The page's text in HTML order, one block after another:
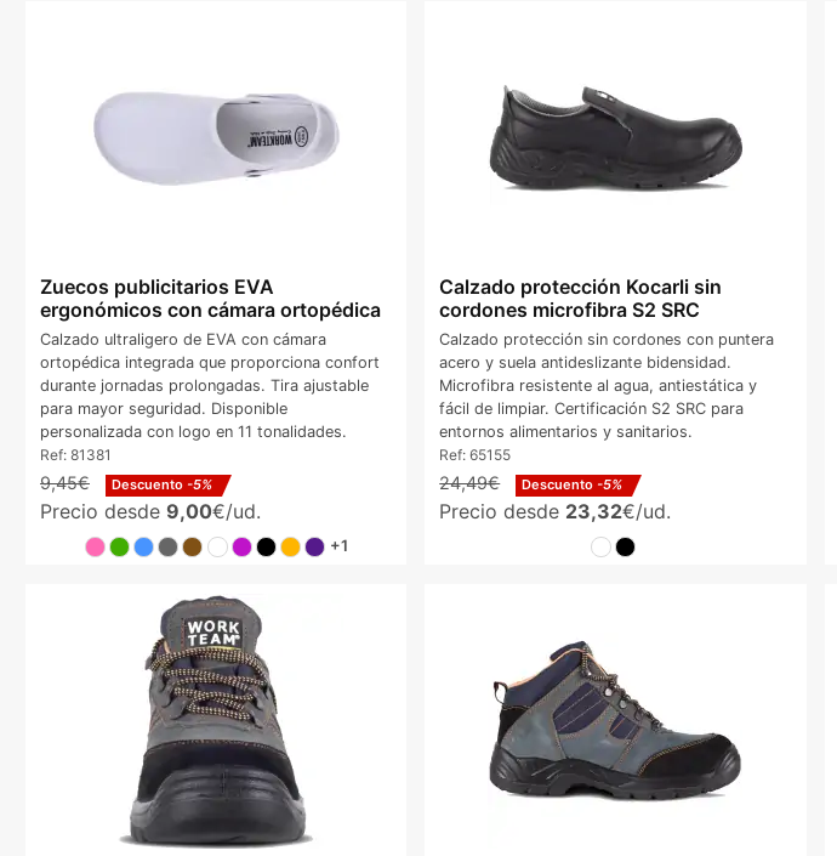
Zuecos publicitarios EVA
ergonómicos con cámara ortopédica
Calzado ultraligero de EVA con cámara
ortopédica integrada que proporciona confort
durante jornadas prolongadas. Tira ajustable
para mayor seguridad. Disponible
personalizada con logo en 11 tonalidades.
Ref: 81381
9,45€ Descuento -5%
Precio desde 9,00€/ud.
+1
Calzado protección Kocarli sin
cordones microfibra S2 SRC
Calzado protección sin cordones con puntera
acero y suela antideslizante bidensidad.
Microfibra resistente al agua, antiestática y
fácil de limpiar. Certificación S2 SRC para
entornos alimentarios y sanitarios.
Ref:65155
24,49€ Descuento -5%
Precio desde 23,32€/ud.